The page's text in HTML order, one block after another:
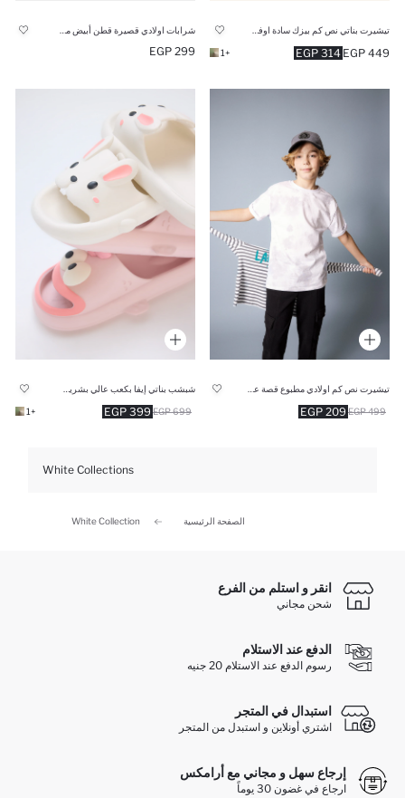
314 EGP 449 EGP
+1
299 EGP
209 EGP 499 EGP
399 EGP 699 EGP
+1
White Collections
الصفحة الرئيسية White Collection
انقر و استلم من الفرع
شحن مجاني
الدفع عند الاستلام
رسوم الدفع عند الاستلام 20 جنيه
استبدال في المتجر
اشتري أونلاين و استبدل من المتجر
إرجاع سهل و مجاني مع أرامكس
ارجاع في غضون 30 يوماً